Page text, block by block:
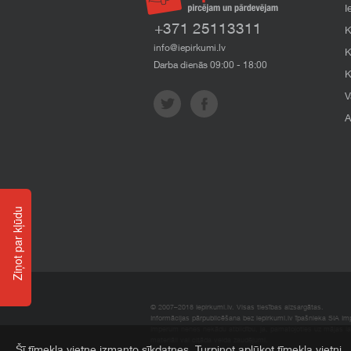
+371 25113311
info@iepirkumi.lv
Darba dienās 09:00 - 18:00
© 2007–2018 Iepirkumi.lv. Visas tiesības aizsargātas.
Informācijas pārpublicēšana bez iepirkumi.lv īpašnieka SIA
Ziņot par kļūdu